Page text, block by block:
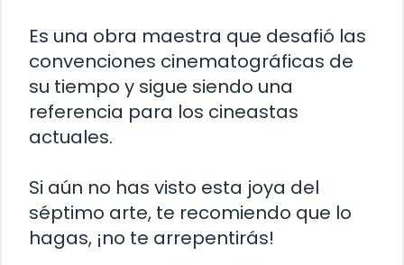
Es una obra maestra que desafió las
convenciones cinematográficas de
su tiempo y sigue siendo una
referencia para los cineastas
actuales.
Si aún no has visto esta joya del
séptimo arte, te recomiendo que lo
hagas, ¡no te arrepentirás!